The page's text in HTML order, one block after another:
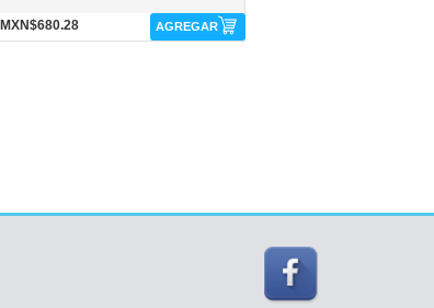
MXN$680.28 AGREGAR